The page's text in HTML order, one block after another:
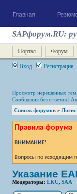
Главная
SAPфорум.RU:
Портал Форум
Вход Регистрация
Просмотр нерешенных тем
Сообщения без ответов |
Список форумов »
Правила форума
ВНИМАНИЕ!
Вопросы по исходящим
Указание
Модераторы: LKU, SAA